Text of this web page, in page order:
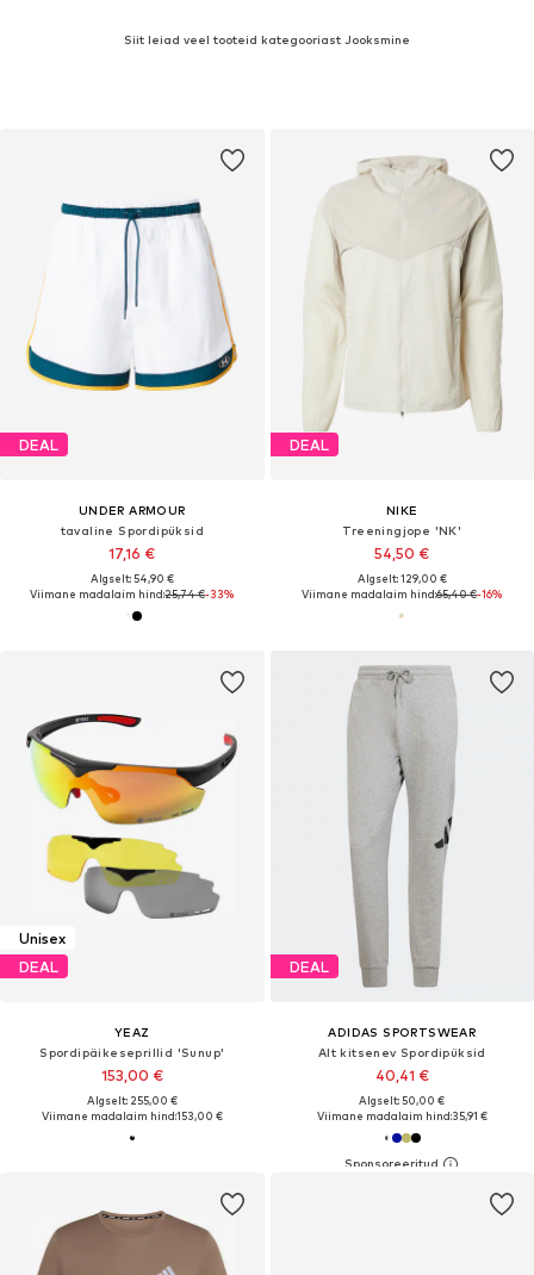
Siit leiad veel tooteid kategooriast Jooksmine
DEAL
UNDER ARMOUR
tavaline Spordipüksid
17,16 €
Algselt: 54,90 €
Viimane madalaim hind:25,74 €-33%
DEAL
NIKE
Treeningjope 'NK'
54,50 €
Algselt: 129,00 €
Viimane madalaim hind:65,40 €-16%
Unisex
DEAL
YEAZ
Spordipäikeseprillid 'Sunup'
153,00 €
Algselt: 255,00 €
Viimane madalaim hind:153,00 €
DEAL
ADIDAS SPORTSWEAR
Alt kitsenev Spordipüksid
40,41 €
Algselt: 50,00 €
Viimane madalaim hind:35,91 €